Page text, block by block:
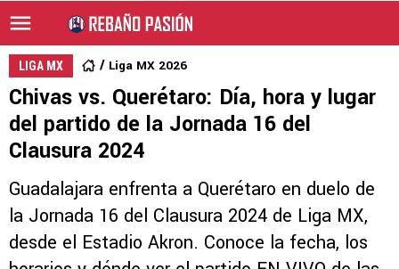
LIGA MX Liga MX 2026
Chivas vs. Querétaro: Día, hora y lugar
del partido de la Jornada 16 del
Clausura 2024
Guadalajara enfrenta a Querétaro en duelo de
la Jornada 16 del Clausura 2024 de Liga MX,
desde el Estadio Akron. Conoce la fecha, los